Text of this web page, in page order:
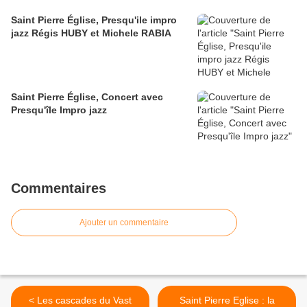
Saint Pierre Église, Presqu'ile impro
jazz Régis HUBY et Michele RABIA
Saint Pierre Église, Concert avec
Presqu'île Impro jazz
Commentaires
Ajouter un commentaire
< Les cascades du Vast
Saint Pierre Eglise : la